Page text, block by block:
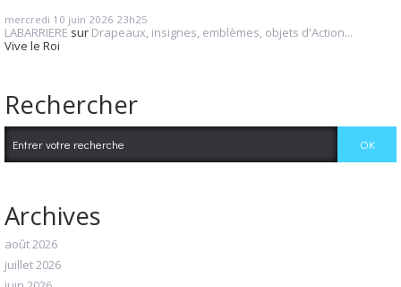
mercredi 10 juin 2026 23h25
LABARRIERE sur Drapeaux, insignes, emblèmes, objets d'Action...
Vive le Roi
Rechercher
Archives
août 2026
juillet 2026